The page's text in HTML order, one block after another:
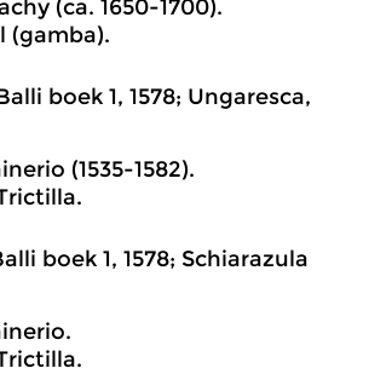
(ca. 1650-1700).
(gamba).
boek 1, 1578; Ungaresca,
(1535-1582).
boek 1, 1578; Schiarazula